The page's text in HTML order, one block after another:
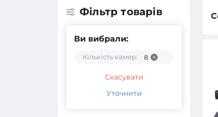
Фільтр товарів
Ви вибрали:
Кількість камер: 8
Скасувати
Уточнити